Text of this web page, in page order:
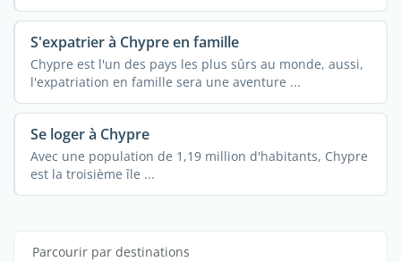
S'expatrier à Chypre en famille
Chypre est l'un des pays les plus sûrs au monde, aussi,
l'expatriation en famille sera une aventure ...
Se loger à Chypre
Avec une population de 1,19 million d'habitants, Chypre
est la troisième île ...
Parcourir par destinations